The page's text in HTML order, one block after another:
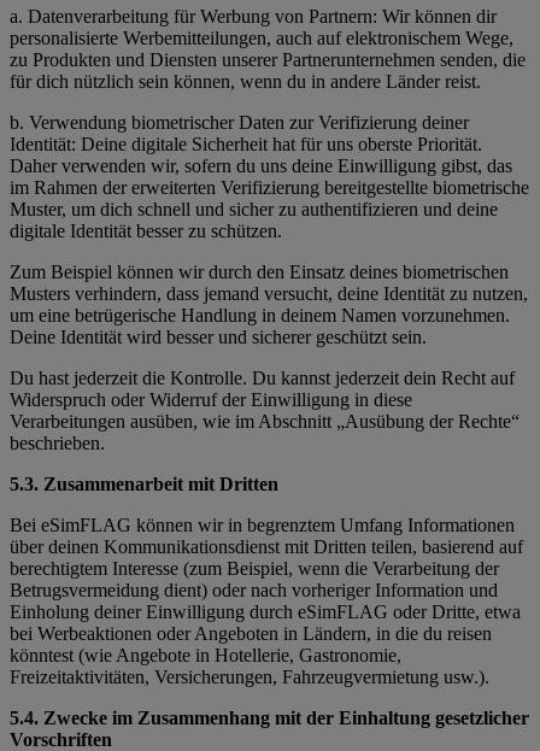
a. Datenverarbeitung für Werbung von Partnern: Wir können dir
personalisierte Werbemitteilungen, auch auf elektronischem Wege,
zu Produkten und Diensten unserer Partnerunternehmen senden, die
für dich nützlich sein können, wenn du in andere Länder reist.
b. Verwendung biometrischer Daten zur Verifizierung deiner
Identität: Deine digitale Sicherheit hat für uns oberste Priorität.
Daher verwenden wir, sofern du uns deine Einwilligung gibst, das
im Rahmen der erweiterten Verifizierung bereitgestellte biometrische
Muster, um dich schnell und sicher zu authentifizieren und deine
digitale Identität besser zu schützen.
Zum Beispiel können wir durch den Einsatz deines biometrischen
Musters verhindern, dass jemand versucht, deine Identität zu nutzen,
um eine betrügerische Handlung in deinem Namen vorzunehmen.
Deine Identität wird besser und sicherer geschützt sein.
Du hast jederzeit die Kontrolle. Du kannst jederzeit dein Recht auf
Widerspruch oder Widerruf der Einwilligung in diese
Verarbeitungen ausüben, wie im Abschnitt „Ausübung der Rechte“
beschrieben.
5.3. Zusammenarbeit mit Dritten
Bei eSimFLAG können wir in begrenztem Umfang Informationen
über deinen Kommunikationsdienst mit Dritten teilen, basierend auf
berechtigtem Interesse (zum Beispiel, wenn die Verarbeitung der
Betrugsvermeidung dient) oder nach vorheriger Information und
Einholung deiner Einwilligung durch eSimFLAG oder Dritte, etwa
bei Werbeaktionen oder Angeboten in Ländern, in die du reisen
könntest (wie Angebote in Hotellerie, Gastronomie,
Freizeitaktivitäten, Versicherungen, Fahrzeugvermietung usw.).
5.4. Zwecke im Zusammenhang mit der Einhaltung gesetzlicher
Vorschriften